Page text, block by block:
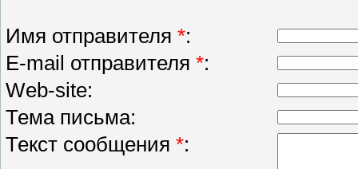
Имя отправителя *:
E-mail отправителя *:
Web-site:
Тема письма:
Текст сообщения *: